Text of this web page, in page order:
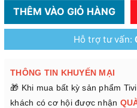
THÊM VÀO GIỎ HÀNG
Hỗ trợ tư vấn:
THÔNG TIN KHUYẾN MẠI
🎁 Khi mua bất kỳ sản phẩm
khách có cơ hội được nhận